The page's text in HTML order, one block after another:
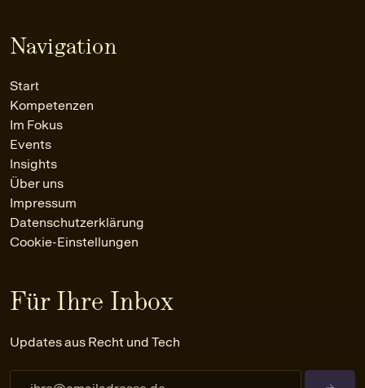
Navigation
Start
Kompetenzen
Im Fokus
Events
Insights
Über uns
Impressum
Datenschutzerklärung
Cookie-Einstellungen
Für Ihre Inbox
Updates aus Recht und Tech